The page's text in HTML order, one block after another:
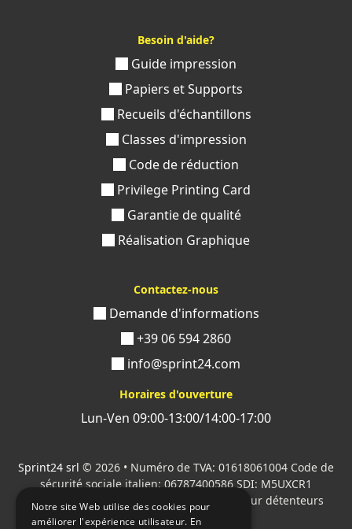
Besoin d'aide?
Guide impression
Papiers et Supports
Recueils d'échantillons
Classes d'impression
Code de réduction
Privilege Printing Card
Garantie de qualité
Réalisation Graphique
Contactez-nous
Demande d'informations
+39 06 594 2860
info@sprint24.com
Horaires d'ouverture
Lun-Ven 09:00-13:00/14:00-17:00
Sprint24 srl © 2026 • Numéro de TVA: 01618061004 Code de
sécurité sociale italien: 06787400586 SDI: M5UXCR1
Tous les logos cités sont la propriété de leur détenteurs
respectifs.
Notre site Web utilise des cookies pour
améliorer l'expérience utilisateur. En